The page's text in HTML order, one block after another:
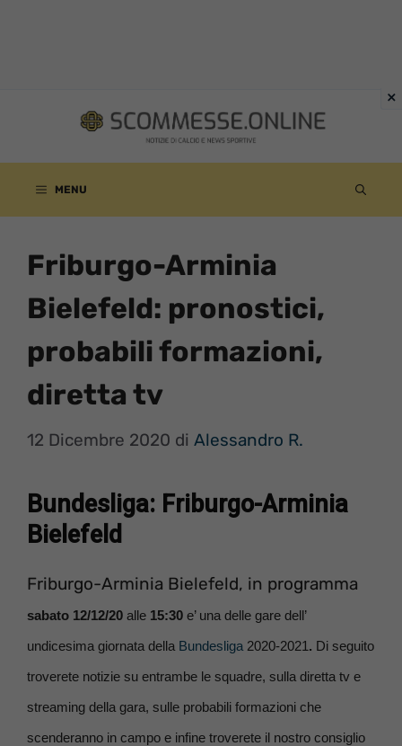
contenuto
MENU
Friburgo-Arminia
Bielefeld: pronostici,
probabili formazioni,
diretta tv
12 Dicembre 2020 di Alessandro R.
Bundesliga: Friburgo-Arminia
Bielefeld
Friburgo-Arminia Bielefeld, in programma
sabato 12/12/20 alle 15:30 e’ una delle gare dell’
undicesima giornata della Bundesliga 2020-2021 . Di seguito
troverete notizie su entrambe le squadre, sulla diretta tv e
streaming della gara, sulle probabili formazioni che
scenderanno in campo e infine troverete il nostro consiglio